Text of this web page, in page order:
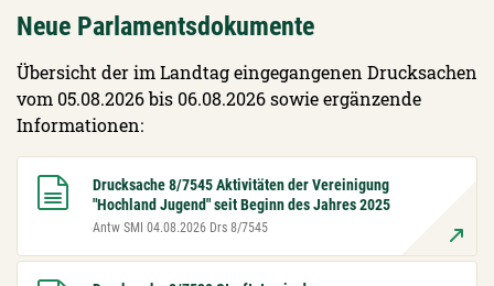
Neue Parlamentsdokumente
Übersicht der im Landtag eingegangenen Drucksachen
vom 05.08.2026 bis 06.08.2026 sowie ergänzende
Informationen:
Drucksache 8/7545 Aktivitäten der Vereinigung
"Hochland Jugend" seit Beginn des Jahres 2025
Antw SMI 04.08.2026 Drs 8/7545